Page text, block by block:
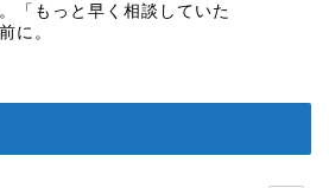
「もっと早く相談していた
に。